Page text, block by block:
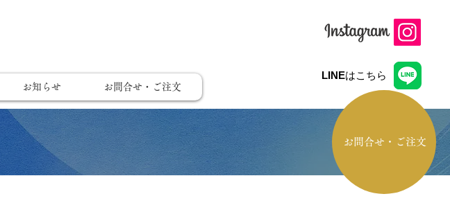
お問合せ・ご注文
LINEはこちら
お知らせ お問合せ・ご注文